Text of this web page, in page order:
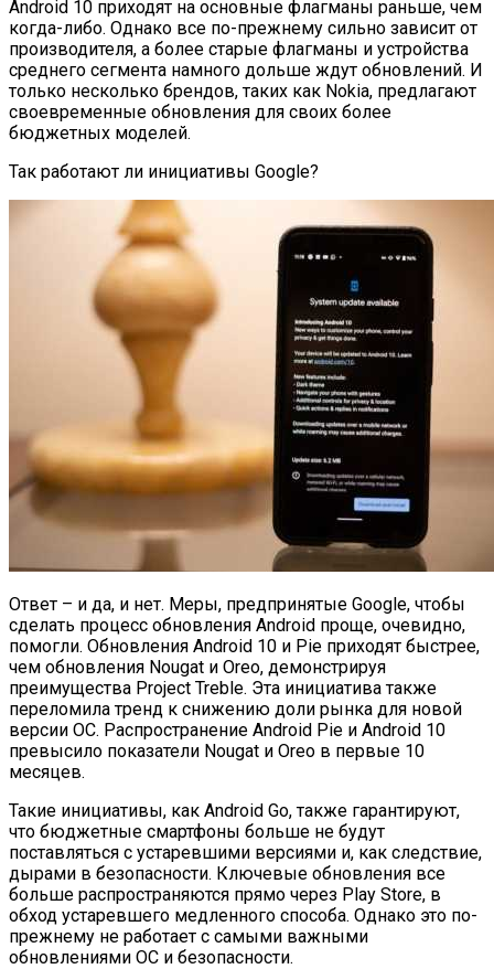
Android 10 приходят на основные флагманы раньше, чем
когда-либо. Однако все по-прежнему сильно зависит от
производителя, а более старые флагманы и устройства
среднего сегмента намного дольше ждут обновлений. И
только несколько брендов, таких как Nokia, предлагают
своевременные обновления для своих более
бюджетных моделей.
Так работают ли инициативы Google?
Ответ – и да, и нет. Меры, предпринятые Google, чтобы
сделать процесс обновления Android проще, очевидно,
помогли. Обновления Android 10 и Pie приходят быстрее,
чем обновления Nougat и Oreo, демонстрируя
преимущества Project Treble. Эта инициатива также
переломила тренд к снижению доли рынка для новой
версии ОС. Распространение Android Pie и Android 10
превысило показатели Nougat и Oreo в первые 10
месяцев.
Такие инициативы, как Android Go, также гарантируют,
что бюджетные смартфоны больше не будут
поставляться с устаревшими версиями и, как следствие,
дырами в безопасности. Ключевые обновления все
больше распространяются прямо через Play Store, в
обход устаревшего медленного способа. Однако это по-
прежнему не работает с самыми важными
обновлениями ОС и безопасности.